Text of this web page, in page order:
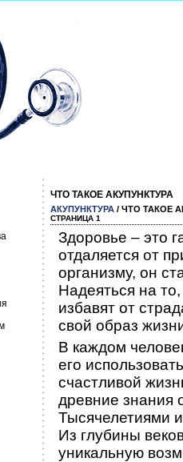
ЧТО ТАКОЕ АКУПУНКТУРА
АКУПУНКТУРА / ЧТО ТАКОЕ
СТРАНИЦА 1
Здоровье – это
отдаляется от
организму, он
Надеяться на
избавят от
свой образ
В каждом
его
счастливой
древние знания
Тысячелетиями
Из глубины
уникальную